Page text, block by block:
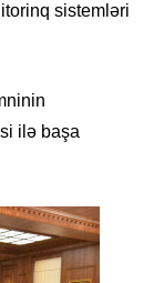
sistemləri
ilə başa